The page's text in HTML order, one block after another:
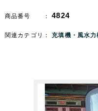
商品番号 ：4824
関連カテゴリ：充填機・風水力